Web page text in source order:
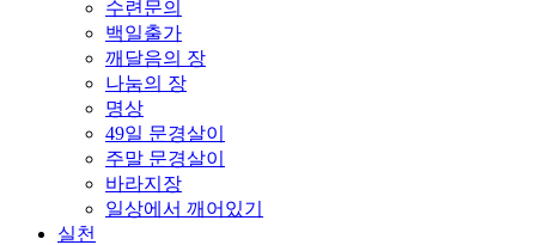
수련문의
백일출가
깨달음의 장
나눔의 장
명상
49일 문경살이
주말 문경살이
바라지장
일상에서 깨어있기
실천